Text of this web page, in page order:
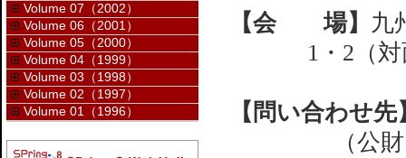
【会 場】 九
1・2（
【問い合わせ先
（公
Volume 07（2002）
Volume 06（2001）
Volume 05（2000）
Volume 04（1999）
Volume 03（1998）
Volume 02（1997）
Volume 01（1996）